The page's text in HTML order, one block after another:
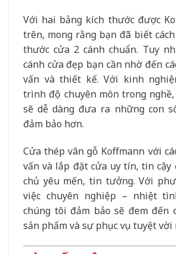
Với hai bảng kích thước được
trên, mong rằng bạn đã biết
thước cửa 2 cánh chuẩn. Tuy
cánh cửa đẹp bạn cần nhờ đến
vấn và thiết kế. Với kinh
trình độ chuyên môn trong nghề,
sẽ dễ dàng đưa ra những con
đảm bảo hơn.
Cửa thép vân gỗ Koffmann với
vấn và lắp đặt cửa uy tín, tin cậy
chủ yêu mến, tin tưởng. Với
việc chuyên nghiệp – nhiệt
chúng tôi đảm bảo sẽ đem đến
sản phẩm và sự phục vụ tuyệt vời